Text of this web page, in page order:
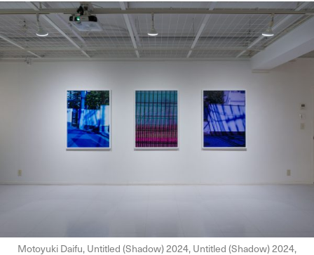
Motoyuki Daifu, Untitled (Shadow) 2024, Untitled (Shadow) 2024,